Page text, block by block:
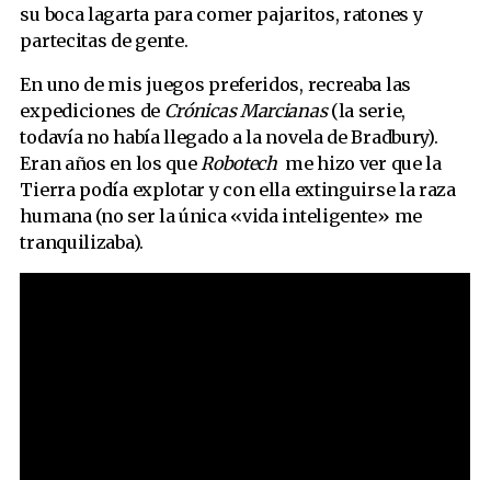
su boca lagarta para comer pajaritos, ratones y
partecitas de gente.
En uno de mis juegos preferidos, recreaba las
expediciones de Crónicas Marcianas(la serie,
todavía no había llegado a la novela de Bradbury).
Eran años en los que Robotechme hizo ver que la
Tierra podía explotar y con ella extinguirse la raza
humana (no ser la única «vida inteligente» me
tranquilizaba).